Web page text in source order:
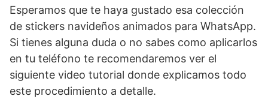
Esperamos que te haya gustado esa colección
de stickers navideños animados para WhatsApp.
Si tienes alguna duda o no sabes como aplicarlos
en tu teléfono te recomendaremos ver el
siguiente video tutorial donde explicamos todo
este procedimiento a detalle.